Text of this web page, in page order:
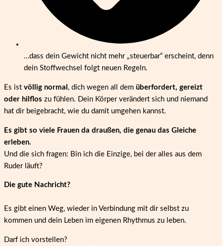
…dass dein Gewicht nicht mehr „steuerbar“ erscheint, denn
dein Stoffwechsel folgt neuen Regeln.
Es ist völlig normal , dich wegen all dem überfordert, gereizt
oder hilflos zu fühlen. Dein Körper verändert sich und niemand
hat dir beigebracht, wie du damit umgehen kannst.
Es gibt so viele Frauen da draußen, die genau das Gleiche
erleben.
Und die sich fragen: Bin ich die Einzige, bei der alles aus dem
Ruder läuft?
Die gute Nachricht?
Es gibt einen Weg, wieder in Verbindung mit dir selbst zu
kommen und dein Leben im eigenen Rhythmus zu leben.
Darf ich vorstellen?